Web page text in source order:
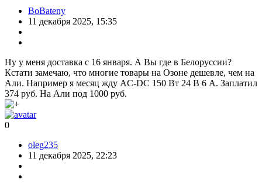
BoBateny
11 декабря 2025, 15:35
Ну у меня доставка с 16 января. А Вы где в Белоруссии?
Кстати замечаю, что многие товары на Озоне дешевле, чем на
Али. Например я месяц жду AC-DC 150 Вт 24 В 6 А. Заплатил
374 руб. На Али под 1000 руб.
0
oleg235
11 декабря 2025, 22:23